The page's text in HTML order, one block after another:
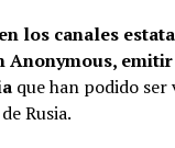
los canales
Anonymous,
que han podido ser
Rusia.